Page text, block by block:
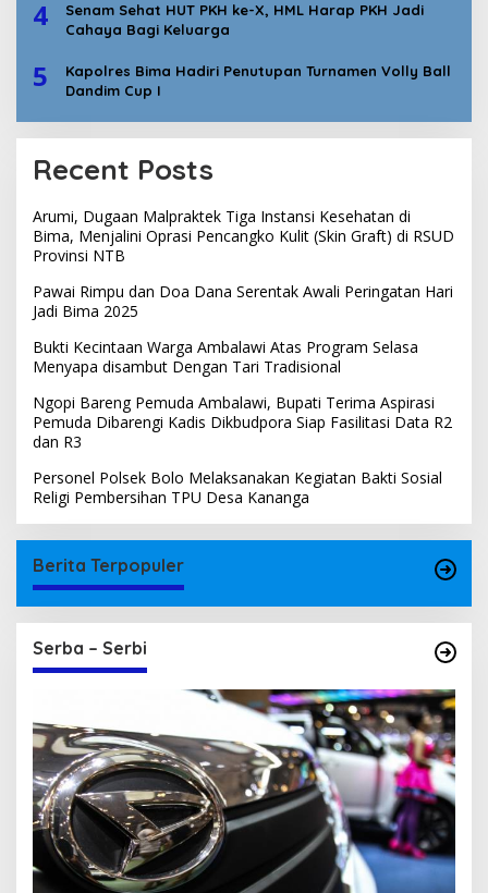
4
Senam Sehat HUT PKH ke-X, HML Harap PKH Jadi
Cahaya Bagi Keluarga
5
Kapolres Bima Hadiri Penutupan Turnamen Volly Ball
Dandim Cup I
Recent Posts
Arumi, Dugaan Malpraktek Tiga Instansi Kesehatan di
Bima, Menjalini Oprasi Pencangko Kulit (Skin Graft) di RSUD
Provinsi NTB
Pawai Rimpu dan Doa Dana Serentak Awali Peringatan Hari
Jadi Bima 2025
Bukti Kecintaan Warga Ambalawi Atas Program Selasa
Menyapa disambut Dengan Tari Tradisional
Ngopi Bareng Pemuda Ambalawi, Bupati Terima Aspirasi
Pemuda Dibarengi Kadis Dikbudpora Siap Fasilitasi Data R2
dan R3
Personel Polsek Bolo Melaksanakan Kegiatan Bakti Sosial
Religi Pembersihan TPU Desa Kananga
Berita Terpopuler
Serba – Serbi